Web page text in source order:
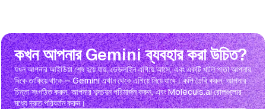
কখন আপনার Gemini ব্যবহার করা উচিত?
যখন আপনার আইডিয়া শেষ হয়ে যায়, ডেডলাইন এগিয়ে আসে, এবং একটি খালি পাতা আপনার
দিকে তাকিয়ে থাকে — Gemini এখান থেকে এগিয়ে নিয়ে যাবে। কপি তৈরি করুন, আপনার
চিন্তা সংগঠিত করুন, আপনার শব্দচয়ন পরিমার্জন করুন, এবং Moleculs.ai রোলগুলোর
মধ্যে দ্রুত পরিবর্তন করুন।